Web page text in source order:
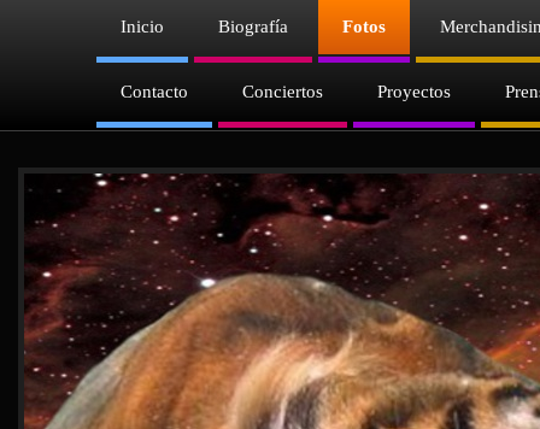
Inicio Biografía Fotos
Contacto Conciertos Proyectos